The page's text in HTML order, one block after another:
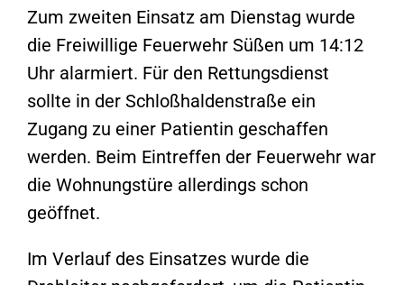
Zum zweiten Einsatz am Dienstag wurde
die Freiwillige Feuerwehr Süßen um 14:12
Uhr alarmiert. Für den Rettungsdienst
sollte in der Schloßhaldenstraße ein
Zugang zu einer Patientin geschaffen
werden. Beim Eintreffen der Feuerwehr war
die Wohnungstüre allerdings schon
geöffnet.
Im Verlauf des Einsatzes wurde die